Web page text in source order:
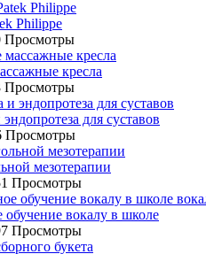
Philippe
Просмотры
кресла
Просмотры
для суставов
Просмотры
мезотерапии
Просмотры
вокалу в школе
Просмотры